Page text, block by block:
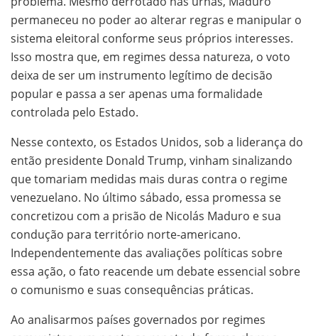
permaneceu no poder ao alterar regras e manipular o
sistema eleitoral conforme seus próprios interesses.
Isso mostra que, em regimes dessa natureza, o voto
deixa de ser um instrumento legítimo de decisão
popular e passa a ser apenas uma formalidade
controlada pelo Estado.
Nesse contexto, os Estados Unidos, sob a liderança do
então presidente Donald Trump, vinham sinalizando
que tomariam medidas mais duras contra o regime
venezuelano. No último sábado, essa promessa se
concretizou com a prisão de Nicolás Maduro e sua
condução para território norte-americano.
Independentemente das avaliações políticas sobre
essa ação, o fato reacende um debate essencial sobre
o comunismo e suas consequências práticas.
Ao analisarmos países governados por regimes